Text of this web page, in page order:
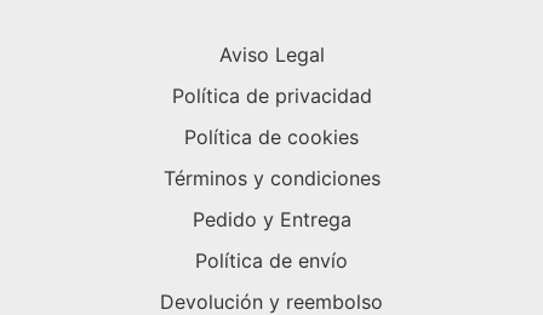
Aviso Legal
Política de privacidad
Política de cookies
Términos y condiciones
Pedido y Entrega
Política de envío
Devolución y reembolso